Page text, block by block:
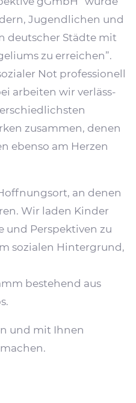
Jugend­li­chen und
deut­scher Städte mit
zu erreichen”.
Not profes­sio­nell
arbeiten wir verläss­
zusammen, denen
ebenso am Herzen
an denen
Wir laden Kinder
und Perspek­tiven zu
sozialen Hinter­grund,
bestehend aus
und mit Ihnen